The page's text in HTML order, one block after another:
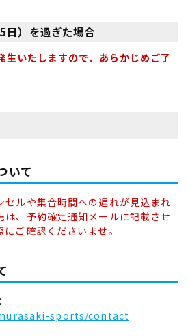
日）を過ぎた場合
生いたしますので、あらかじめご了
いて
セルや集合時間への遅れが見込まれ
は、予約確定通知メールに記載させ
ご確認くださいませ。
sports/contact